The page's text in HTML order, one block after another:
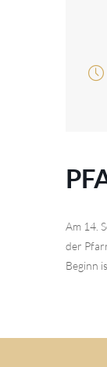
Am 14.
der
Beginn